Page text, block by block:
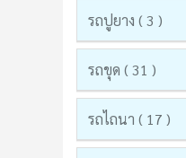
รถปูยาง ( 3 )
รถขุด ( 31 )
รถไถนา ( 17 )